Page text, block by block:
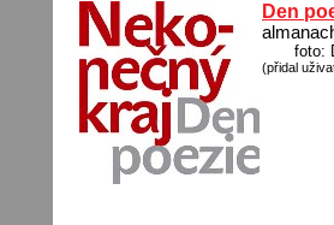
Den
foto:
(přidal